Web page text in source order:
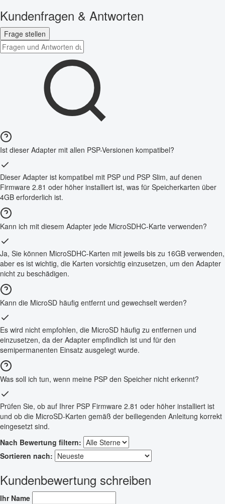
Kundenfragen & Antworten
Frage stellen
Ist dieser Adapter mit allen PSP-Versionen kompatibel?
Dieser Adapter ist kompatibel mit PSP und PSP Slim, auf denen
Firmware 2.81 oder höher installiert ist, was für Speicherkarten über
4GB erforderlich ist.
Kann ich mit diesem Adapter jede MicroSDHC-Karte verwenden?
Ja, Sie können MicroSDHC-Karten mit jeweils bis zu 16GB verwenden,
aber es ist wichtig, die Karten vorsichtig einzusetzen, um den Adapter
nicht zu beschädigen.
Kann die MicroSD häufig entfernt und gewechselt werden?
Es wird nicht empfohlen, die MicroSD häufig zu entfernen und
einzusetzen, da der Adapter empfindlich ist und für den
semipermanenten Einsatz ausgelegt wurde.
Was soll ich tun, wenn meine PSP den Speicher nicht erkennt?
Prüfen Sie, ob auf Ihrer PSP Firmware 2.81 oder höher installiert ist
und ob die MicroSD-Karten gemäß der beiliegenden Anleitung korrekt
eingesetzt sind.
Nach Bewertung filtern:
Sortieren nach:
Kundenbewertung schreiben
Ihr Name